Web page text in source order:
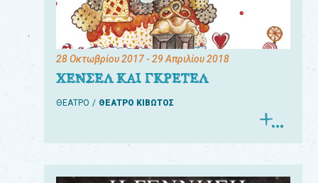
28 Οκτωβρίου 2017- 29 Απριλίου 2018
ΧΕΝΣΕΛ ΚΑΙ ΓΚΡΕΤΕΛ
ΘΕΑΤΡΟ ΘΕΑΤΡΟ ΚΙΒΩΤΟΣ